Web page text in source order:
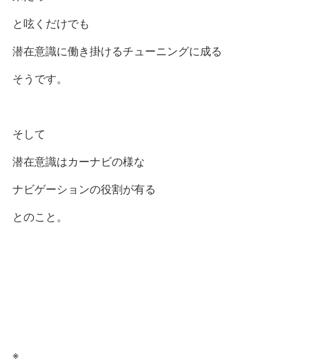
と呟くだけでも
潜在意識に働き掛けるチューニングに成る
そうです。
そして
潜在意識はカーナビの様な
ナビゲーションの役割が有る
とのこと。
※